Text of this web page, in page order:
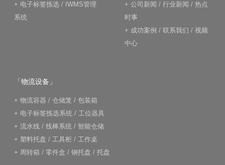
+ 电子标签拣选 / IWMS管理
系统
+ 公司新闻 / 行业新闻 / 热点
时事
+ 成功案例 / 联系我们 / 视频
中心
「物流设备」
+ 物流容器 / 仓储笼 / 包装箱
+ 电子标签拣选系统 / 工位器具
+ 流水线 / 线棒系统 / 智能仓储
+ 塑料托盘 / 工具柜 / 工作桌
+ 周转箱 / 零件盒 / 钢托盘 / 托盘